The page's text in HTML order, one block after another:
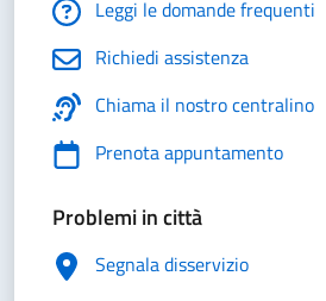
Leggi le domande frequenti
Richiedi assistenza
Chiama il nostro centralino
Prenota appuntamento
Problemi in città
Segnala disservizio